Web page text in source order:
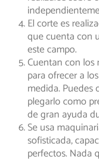
El corte es
que cuenta con
este campo.
Cuentan con los
para ofrecer a
medida. Puedes
plegarlo como
de gran ayuda
Se usa
sofisticada,
perfectos. Nada